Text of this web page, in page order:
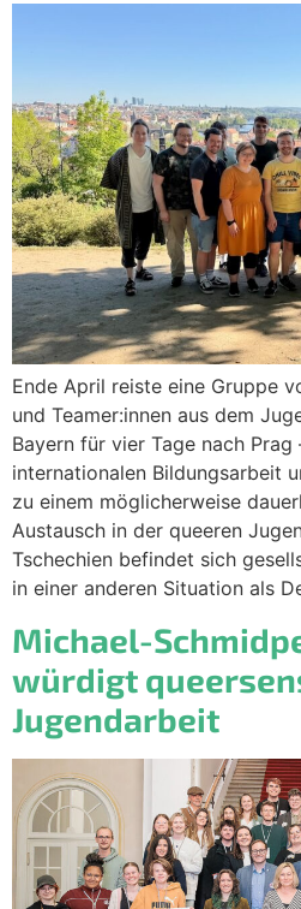
Ende April reiste eine Gruppe
und Teamer:innen aus dem
Bayern für vier Tage nach
internationalen Bildungsarbeit
zu einem möglicherweise
Austausch in der queeren
Tschechien befindet sich
in einer anderen Situation als
Michael-
würdigt
Jugendarbeit